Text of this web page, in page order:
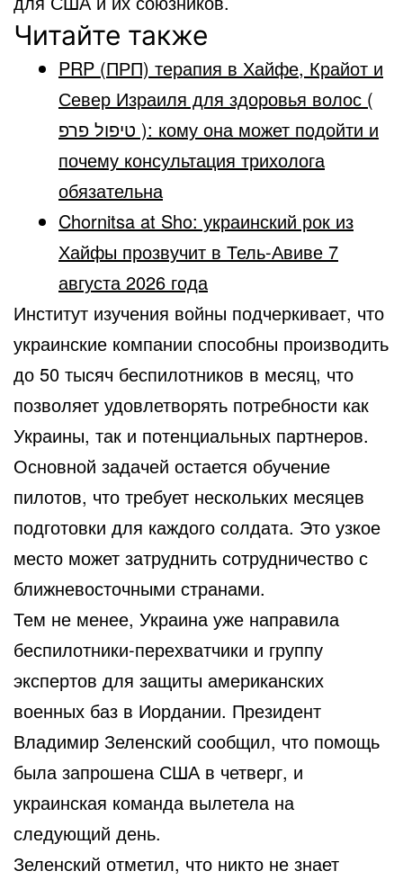
Читайте также
PRP (ПРП) терапия в Хайфе, Крайот и
Север Израиля для здоровья волос (
טיפול פרפ ): кому она может подойти и
почему консультация трихолога
обязательна
Chornitsa at Sho: украинский рок из
Хайфы прозвучит в Тель-Авиве 7
августа 2026 года
Институт изучения войны подчеркивает, что
украинские компании способны производить
до 50 тысяч беспилотников в месяц, что
позволяет удовлетворять потребности как
Украины, так и потенциальных партнеров.
Основной задачей остается обучение
пилотов, что требует нескольких месяцев
подготовки для каждого солдата. Это узкое
место может затруднить сотрудничество с
ближневосточными странами.
Тем не менее, Украина уже направила
беспилотники-перехватчики и группу
экспертов для защиты американских
военных баз в Иордании. Президент
Владимир Зеленский сообщил, что помощь
была запрошена США в четверг, и
украинская команда вылетела на
следующий день.
Зеленский отметил, что никто не знает